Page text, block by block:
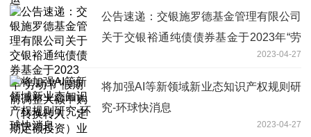
公告速递：交银施罗德基金管理有限公司
关于交银裕通纯债债券基金于2023年“劳
动节”假期前调整大额申购（转换转入、
定期定额投资）业务限额_全球要闻
2023-04-27
将加强AI等新领域新业态知识产权规则研
究-环球快消息
2023-04-27